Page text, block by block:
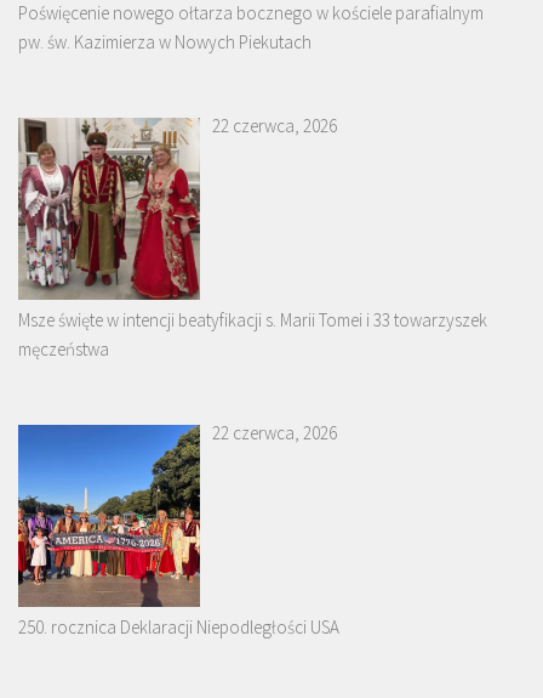
Poświęcenie nowego ołtarza bocznego w kościele parafialnym
pw. św. Kazimierza w Nowych Piekutach
22 czerwca, 2026
Msze święte w intencji beatyfikacji s. Marii Tomei i 33 towarzyszek
męczeństwa
22 czerwca, 2026
250. rocznica Deklaracji Niepodległości USA